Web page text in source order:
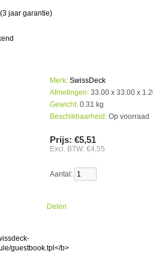
jaar garantie)
Merk: SwissDeck
Afmetingen:33.00 x 33.00 x
Gewicht:0.31 kg
Beschikbaarheid:Op voorraad
Prijs: €5,51
Excl. BTW: €4,55
Aantal:
Delen